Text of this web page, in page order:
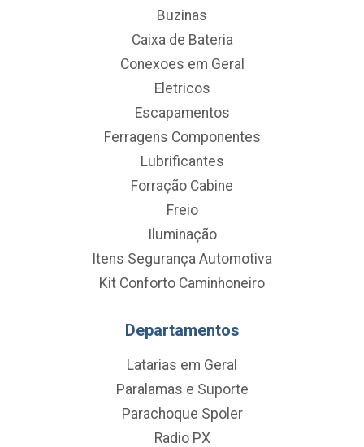
Buzinas
Caixa de Bateria
Conexoes em Geral
Eletricos
Escapamentos
Ferragens Componentes
Lubrificantes
Forração Cabine
Freio
Iluminação
Itens Segurança Automotiva
Kit Conforto Caminhoneiro
Departamentos
Latarias em Geral
Paralamas e Suporte
Parachoque Spoler
Radio PX